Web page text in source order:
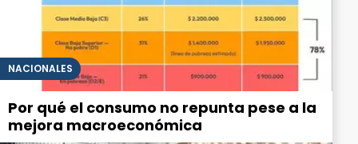
NACIONALES
Por qué el consumo no repunta pese a la
mejora macroeconómica